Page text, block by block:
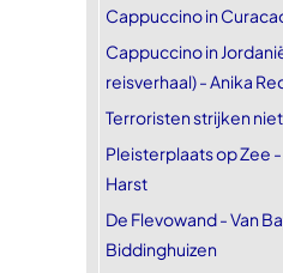
Cappuccino in
Cappuccino in
reisverhaal) - Anika
Terroristen strijken
Pleisterplaats op Zee
Harst
De Flevowand - Van
Biddinghuizen